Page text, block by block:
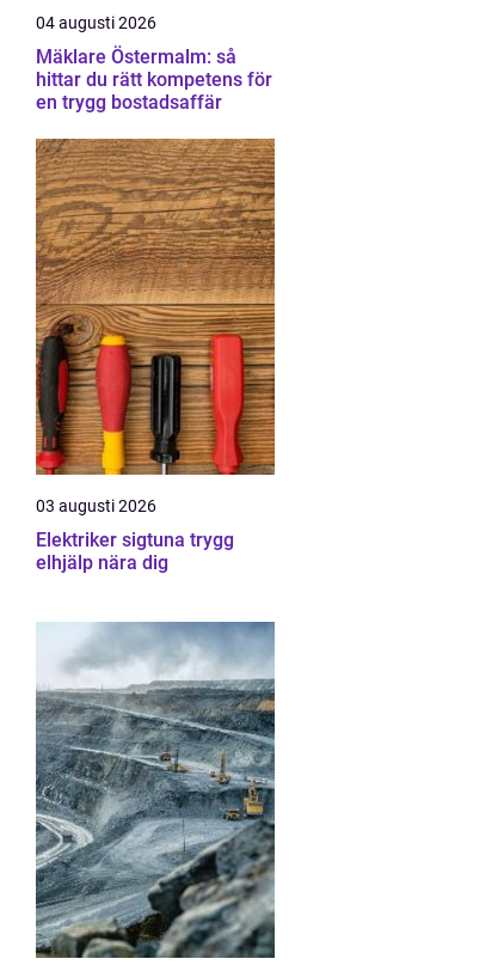
04 augusti 2026
Mäklare Östermalm: så
hittar du rätt kompetens för
en trygg bostadsaffär
03 augusti 2026
Elektriker sigtuna trygg
elhjälp nära dig